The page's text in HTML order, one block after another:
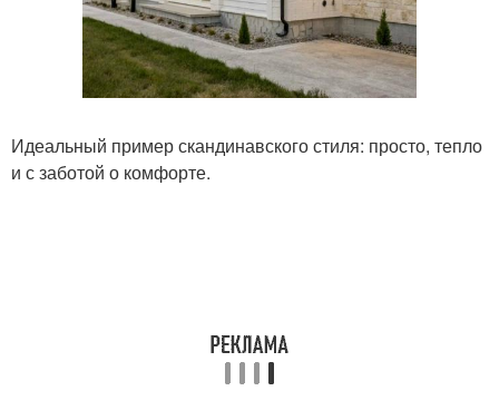
Идеальный пример скандинавского стиля: просто, тепло
и с заботой о комфорте.